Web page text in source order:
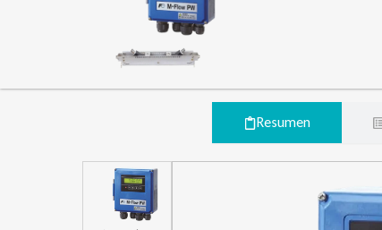
Resumen